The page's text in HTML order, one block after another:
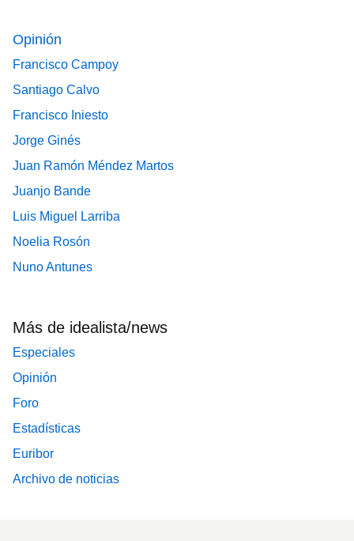
Opinión
Francisco Campoy
Santiago Calvo
Francisco Iniesto
Jorge Ginés
Juan Ramón Méndez Martos
Juanjo Bande
Luis Miguel Larriba
Noelia Rosón
Nuno Antunes
Más de idealista/news
Especiales
Opinión
Foro
Estadísticas
Euribor
Archivo de noticias